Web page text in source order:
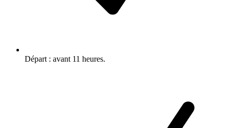
Départ : avant 11 heures.